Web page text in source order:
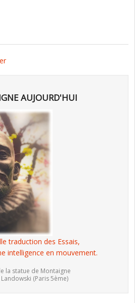
AUJOURD'HUI
traduction des Essais,
intelligence en mouvement.
la statue de Montaigne
(Paris 5ème)